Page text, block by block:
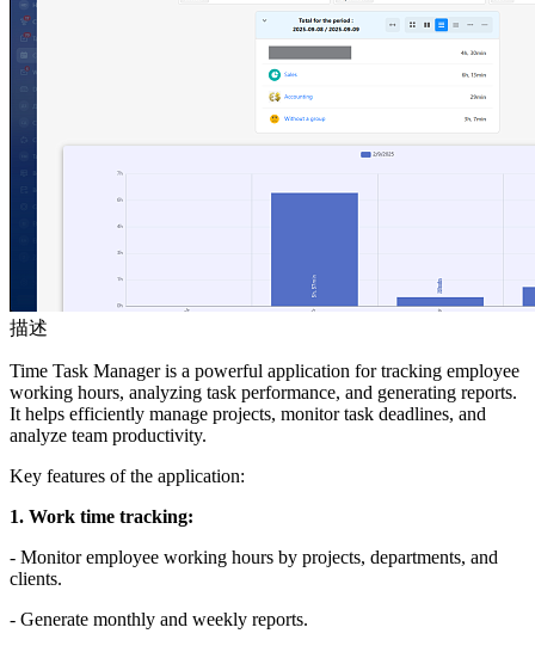
描述
Time Task Manager is a powerful application for tracking employee
working hours, analyzing task performance, and generating reports.
It helps efficiently manage projects, monitor task deadlines, and
analyze team productivity.
Key features of the application:
1. Work time tracking:
- Monitor employee working hours by projects, departments, and
clients.
- Generate monthly and weekly reports.